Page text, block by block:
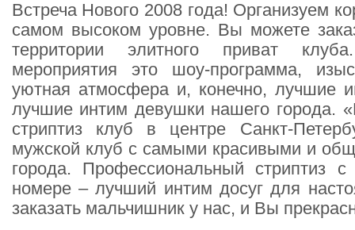
Встреча Нового 2008 года! Организуем
самом высоком уровне. Вы можете
территории элитного приват
мероприятия это шоу-программа,
уютная атмосфера и, конечно, лучшие
лучшие интим девушки нашего
стриптиз клуб в центре Санкт-
мужской клуб с самыми красивыми и
города. Профессиональный стриптиз
номере – лучший интим досуг для
заказать мальчишник у нас, и Вы